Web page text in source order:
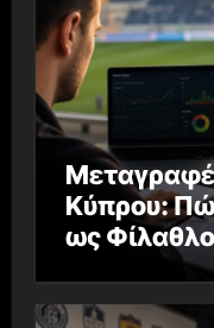
Κύπρου:
ως